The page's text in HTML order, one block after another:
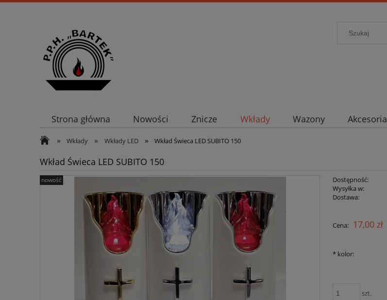
Strona główna Nowości Znicze Wkłady Wazony Akcesoria
» Wkłady » Wkłady LED » Wkład Świeca LED SUBITO 150
Wkład Świeca LED SUBITO 150
nowość Dostępność:
Wysyłka w:
Dostawa:
Cena: 17,00 zł
*kolor:
szt.